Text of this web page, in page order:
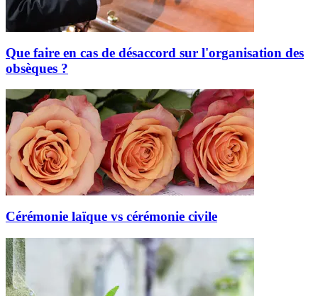
Que faire en cas de désaccord sur l'organisation des
obsèques ?
Cérémonie laïque vs cérémonie civile